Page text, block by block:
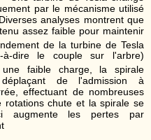
par le mécanisme utilisé
analyses montrent que
assez faible pour maintenir
de la turbine de Tesla
dire le couple sur l'arbre)
faible charge, la spirale
de l'admission à
effectuant de nombreuses
rotations chute et la spirale se
augmente les pertes par